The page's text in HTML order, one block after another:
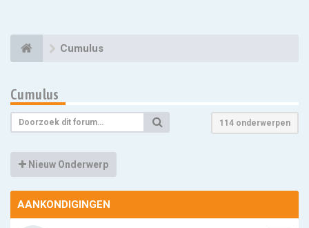
Cumulus
Cumulus
114 onderwerpen
Nieuw Onderwerp
AANKONDIGINGEN